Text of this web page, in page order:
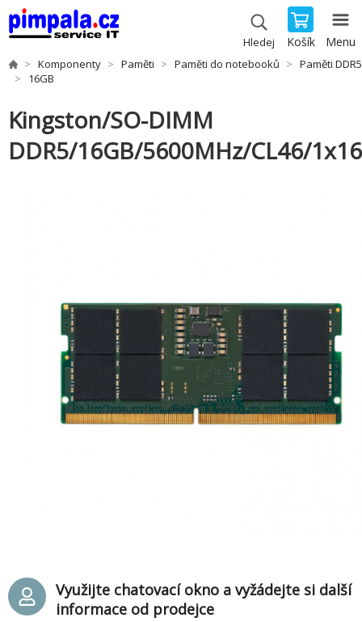
Hledej Košík Menu
Komponenty Paměti Paměti do notebooků
Paměti
16GB
Kingston/SO-DIMM
DDR5/16GB/5600MHz/CL46/
Využijte chatovací okno a vyžádejte si další
informace od prodejce